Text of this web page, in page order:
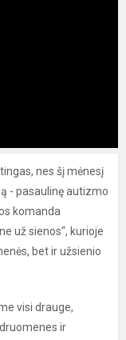
nes šį mėnesį
- pasaulinę autizmo
komanda
už sienos“, kurioje
bet ir užsienio
visi drauge,
ir